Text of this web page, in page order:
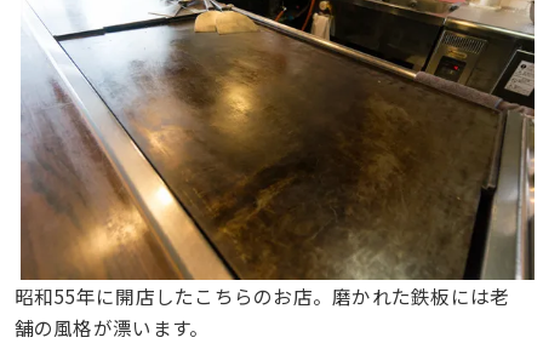
昭和55年に開店したこちらのお店。磨かれた鉄板には老
舗の風格が漂います。